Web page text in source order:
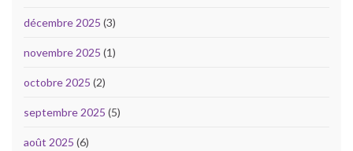
décembre 2025 (3)
novembre 2025 (1)
octobre 2025 (2)
septembre 2025 (5)
août 2025 (6)